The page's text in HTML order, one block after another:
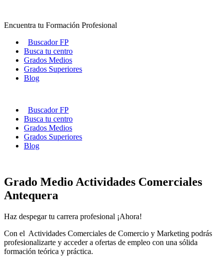
contenido
Encuentra tu Formación Profesional
Buscador FP
Busca tu centro
Grados Medios
Grados Superiores
Blog
Buscador FP
Busca tu centro
Grados Medios
Grados Superiores
Blog
Grado Medio Actividades Comerciales
Antequera
Haz despegar tu carrera profesional ¡Ahora!
Con el Actividades Comerciales de Comercio y Marketing podrás
profesionalizarte y acceder a ofertas de empleo con una sólida
formación teórica y práctica.